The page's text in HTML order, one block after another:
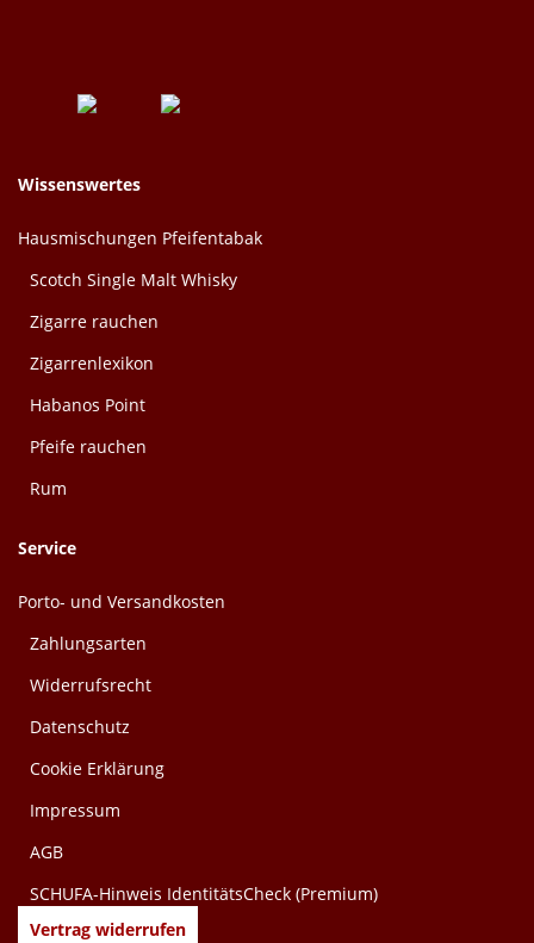
Wissenswertes
Hausmischungen Pfeifentabak
Scotch Single Malt Whisky
Zigarre rauchen
Zigarrenlexikon
Habanos Point
Pfeife rauchen
Rum
Service
Porto- und Versandkosten
Zahlungsarten
Widerrufsrecht
Datenschutz
Cookie Erklärung
Impressum
AGB
SCHUFA-Hinweis IdentitätsCheck (Premium)
Vertrag widerrufen